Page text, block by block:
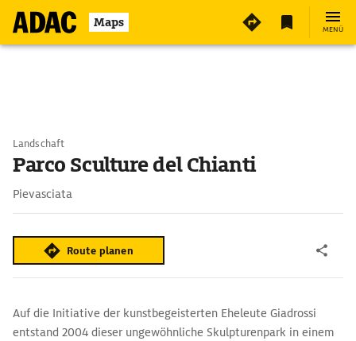
Maps MENÜ
Landschaft
Parco Sculture del Chianti
Pievasciata
Route planen
Auf die Initiative der kunstbegeisterten Eheleute Giadrossi
entstand 2004 dieser ungewöhnliche Skulpturenpark in einem